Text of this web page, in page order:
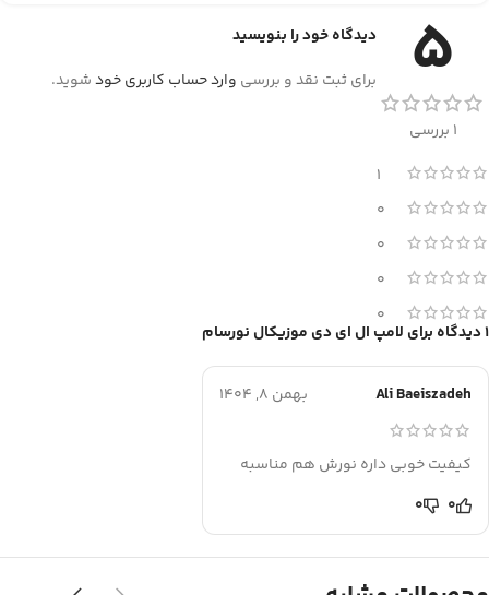
5
1 بررسی
1
0
0
0
0
1 دیدگاه برای لامپ ال ای دی موزیکال نورسام
Ali Baeiszadeh بهمن 8, 1404
کیفیت خوبی داره نورش هم مناسبه
0
0
دیدگاه خود را بنویسید
برای ثبت نقد و بررسی وارد حساب کاربری خودشوید.